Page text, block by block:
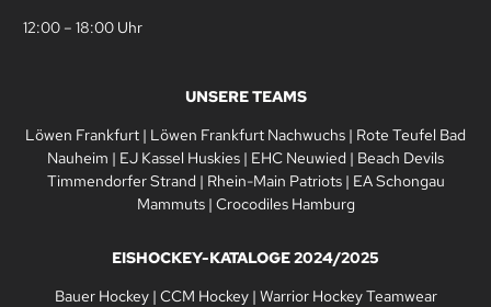
12:00 – 18:00 Uhr
UNSERE TEAMS
Löwen Frankfurt | Löwen Frankfurt Nachwuchs | Rote Teufel Bad
Nauheim | EJ Kassel Huskies | EHC Neuwied | Beach Devils
Timmendorfer Strand | Rhein-Main Patriots| EA Schongau
Mammuts| Crocodiles Hamburg
EISHOCKEY-KATALOGE 2024/2025
Bauer Hockey| CCM Hockey| Warrior Hockey Teamwear